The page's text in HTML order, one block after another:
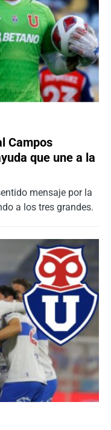
Campos
que une a la
mensaje por la
a los tres grandes.